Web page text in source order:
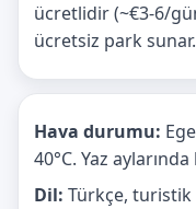
ücretlidir (~€3-6/
ücretsiz park sunar.
Hava durumu:
40°C. Yaz
Dil: Türkçe, turistik